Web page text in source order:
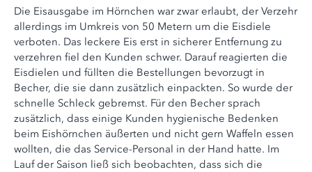
Die Eisausgabe im Hörnchen war zwar erlaubt, der Verzehr
allerdings im Umkreis von 50 Metern um die Eisdiele
verboten. Das leckere Eis erst in sicherer Entfernung zu
verzehren fiel den Kunden schwer. Darauf reagierten die
Eisdielen und füllten die Bestellungen bevorzugt in
Becher, die sie dann zusätzlich einpackten. So wurde der
schnelle Schleck gebremst. Für den Becher sprach
zusätzlich, dass einige Kunden hygienische Bedenken
beim Eishörnchen äußerten und nicht gern Waffeln essen
wollten, die das Service-Personal in der Hand hatte. Im
Lauf der Saison ließ sich beobachten, dass sich die